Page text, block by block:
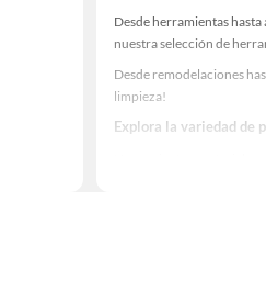
Desde herramientas
nuestra selección de
Desde remodelaciones
limpieza!
Explora la variedad de
Herramientas,